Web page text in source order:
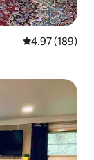
คะแนนเฉลี่ย
4.97 (189)